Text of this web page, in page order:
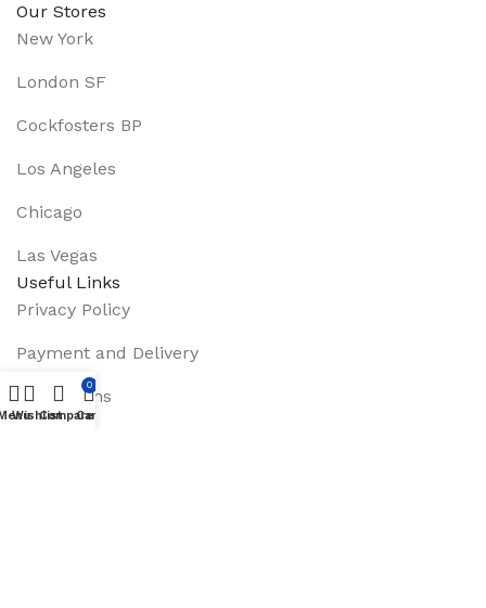
Our Stores
New York
London SF
Cockfosters BP
Los Angeles
Chicago
Las Vegas
Useful Links
Privacy Policy
Payment and Delivery
Promotions
WishlistCompare
0
Cart